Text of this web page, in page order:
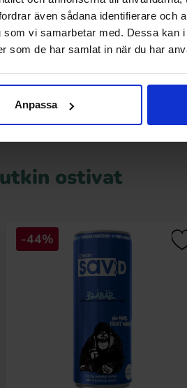
även sådana identifierare och
vi samarbetar med. Dessa kan
som de har samlat in när du har
Anpassa
2.49 EUR
ostivat
-44%